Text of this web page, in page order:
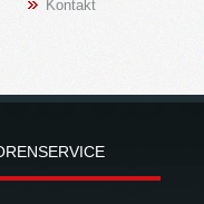
Kon­takt